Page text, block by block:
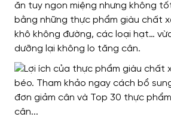
ăn tuy ngon miệng nhưng không
bằng những thực phẩm giàu chất
khô không đường, các loại hạt…
dưỡng lại không lo tăng cân.